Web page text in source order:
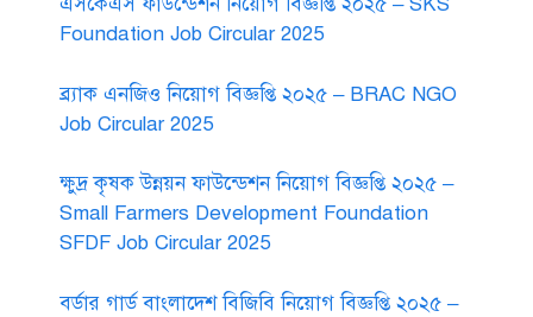
Foundation Job Circular 2025
ব্র্যাক এনজিও নিয়োগ বিজ্ঞপ্তি ২০২৫ – BRAC NGO
Job Circular 2025
ক্ষুদ্র কৃষক উন্নয়ন ফাউন্ডেশন নিয়োগ বিজ্ঞপ্তি ২০২৫ –
Small Farmers Development Foundation
SFDF Job Circular 2025
বর্ডার গার্ড বাংলাদেশ বিজিবি নিয়োগ বিজ্ঞপ্তি ২০২৫ –